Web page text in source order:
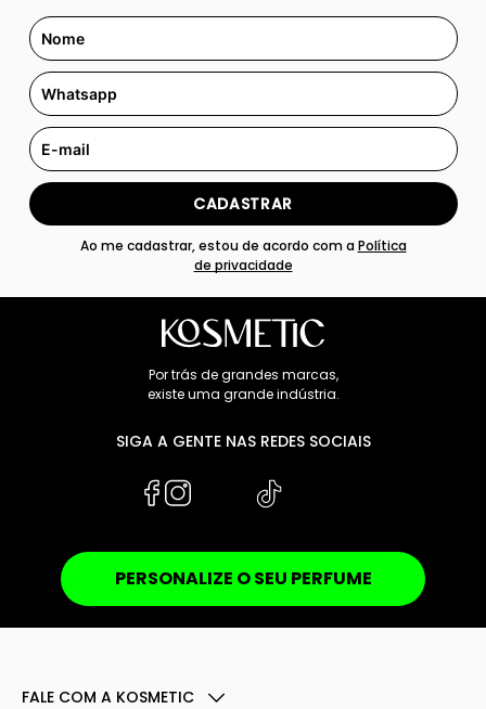
CADASTRAR
Ao me cadastrar, estou de acordo com aPolítica
de privacidade
Por trás de grandes marcas,
existe uma grande indústria.
SIGA A GENTE NAS REDES SOCIAIS
PERSONALIZE O SEU PERFUME
FALE COM A KOSMETIC